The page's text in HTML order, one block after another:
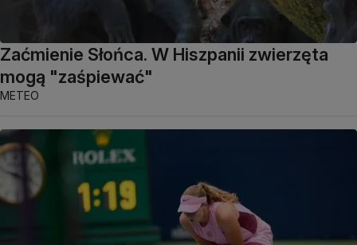
Zaćmienie Słońca. W Hiszpanii zwierzęta
mogą "zaśpiewać"
METEO